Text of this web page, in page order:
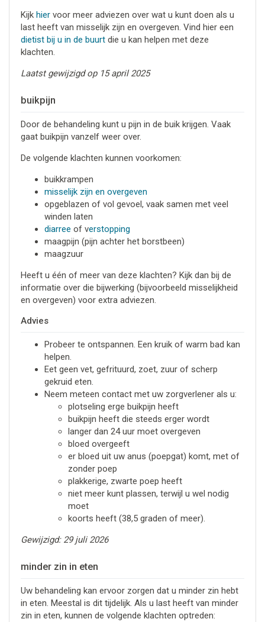
Kijk hiervoor meer adviezen over wat u kunt doen als u
last heeft van misselijk zijn en overgeven. Vind hier een
dietist bij u in de buurtdie u kan helpen met deze
klachten.
Laatst gewijzigd op 15 april 2025
buikpijn
Door de behandeling kunt u pijn in de buik krijgen. Vaak
gaat buikpijn vanzelf weer over.
De volgende klachten kunnen voorkomen:
buikkrampen
misselijk zijn en overgeven
opgeblazen of vol gevoel, vaak samen met veel
winden laten
diarree of verstopping
maagpijn (pijn achter het borstbeen)
maagzuur
Heeft u één of meer van deze klachten? Kijk dan bij de
informatie over die bijwerking (bijvoorbeeld misselijkheid
en overgeven) voor extra adviezen.
Advies
Probeer te ontspannen. Een kruik of warm bad kan
helpen.
Eet geen vet, gefrituurd, zoet, zuur of scherp
gekruid eten.
Neem meteen contact met uw zorgverlener als u:
plotseling erge buikpijn heeft
buikpijn heeft die steeds erger wordt
langer dan 24 uur moet overgeven
bloed overgeeft
er bloed uit uw anus (poepgat) komt, met of
zonder poep
plakkerige, zwarte poep heeft
niet meer kunt plassen, terwijl u wel nodig
moet
koorts heeft (38,5 graden of meer).
Gewijzigd: 29 juli 2026
minder zin in eten
Uw behandeling kan ervoor zorgen dat u minder zin hebt
in eten. Meestal is dit tijdelijk. Als u last heeft van minder
zin in eten, kunnen de volgende klachten optreden: